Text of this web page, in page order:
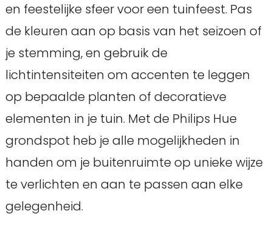
en feestelijke sfeer voor een tuinfeest. Pas
de kleuren aan op basis van het seizoen of
je stemming, en gebruik de
lichtintensiteiten om accenten te leggen
op bepaalde planten of decoratieve
elementen in je tuin. Met de Philips Hue
grondspot heb je alle mogelijkheden in
handen om je buitenruimte op unieke wijze
te verlichten en aan te passen aan elke
gelegenheid.